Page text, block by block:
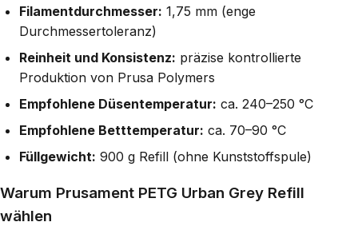
Filamentdurchmesser: 1,75 mm (enge
Durchmessertoleranz)
Reinheit und Konsistenz: präzise kontrollierte
Produktion von Prusa Polymers
Empfohlene Düsentemperatur: ca. 240–250 °C
Empfohlene Betttemperatur: ca. 70–90 °C
Füllgewicht: 900 g Refill (ohne Kunststoffspule)
Warum Prusament PETG Urban Grey Refill
wählen